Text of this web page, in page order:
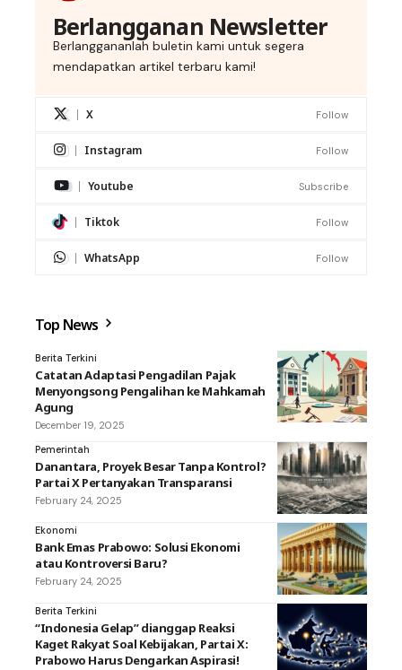
Berlangganan Newsletter
Berlanggananlah buletin kami untuk segera
mendapatkan artikel terbaru kami!
X Follow
Instagram Follow
Youtube Subscribe
Tiktok Follow
WhatsApp Follow
Top News
Berita Terkini
Catatan Adaptasi Pengadilan Pajak
Menyongsong Pengalihan ke Mahkamah
Agung
December 19, 2025
Pemerintah
Danantara, Proyek Besar Tanpa Kontrol?
Partai X Pertanyakan Transparansi
February 24, 2025
Ekonomi
Bank Emas Prabowo: Solusi Ekonomi
atau Kontroversi Baru?
February 24, 2025
Berita Terkini
“Indonesia Gelap” dianggap Reaksi
Kaget Rakyat Soal Kebijakan, Partai X:
Prabowo Harus Dengarkan Aspirasi!